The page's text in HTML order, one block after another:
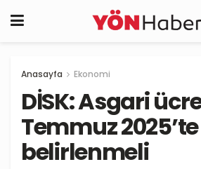
Anasayfa Ekonomi
DİSK: Asgari
Temmuz
belirlenmeli